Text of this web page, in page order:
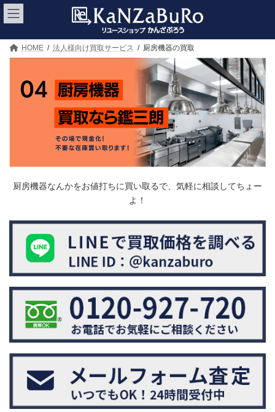
コ
ン
テ
ン
ナ
ビ
ゲ
ー
HOME 法人様向け買取サービス 厨房機器の買取
厨房機器なんかをお値打ちに買い取るで、気軽に相談してちょー
よ！